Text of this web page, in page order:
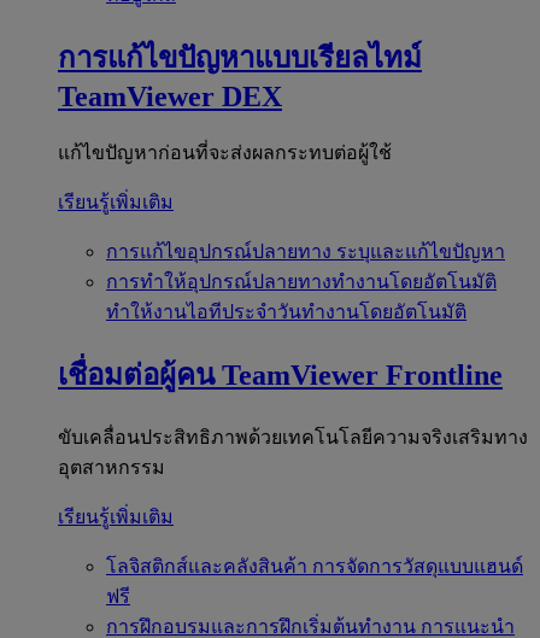
การแก้ไขปัญหาแบบเรียลไทม์
TeamViewer DEX
แก้ไขปัญหาก่อนที่จะส่งผลกระทบต่อผู้ใช้
เรียนรู้เพิ่มเติม
การแก้ไขอุปกรณ์ปลายทาง ระบุและแก้ไขปัญหา
การทำให้อุปกรณ์ปลายทางทำงานโดยอัตโนมัติ
ทำให้งานไอทีประจำวันทำงานโดยอัตโนมัติ
เชื่อมต่อผู้คน TeamViewer Frontline
ขับเคลื่อนประสิทธิภาพด้วยเทคโนโลยีความจริงเสริมทาง
อุตสาหกรรม
เรียนรู้เพิ่มเติม
โลจิสติกส์และคลังสินค้า การจัดการวัสดุแบบแฮนด์
ฟรี
การฝึกอบรมและการฝึกเริ่มต้นทำงาน การแนะนำ